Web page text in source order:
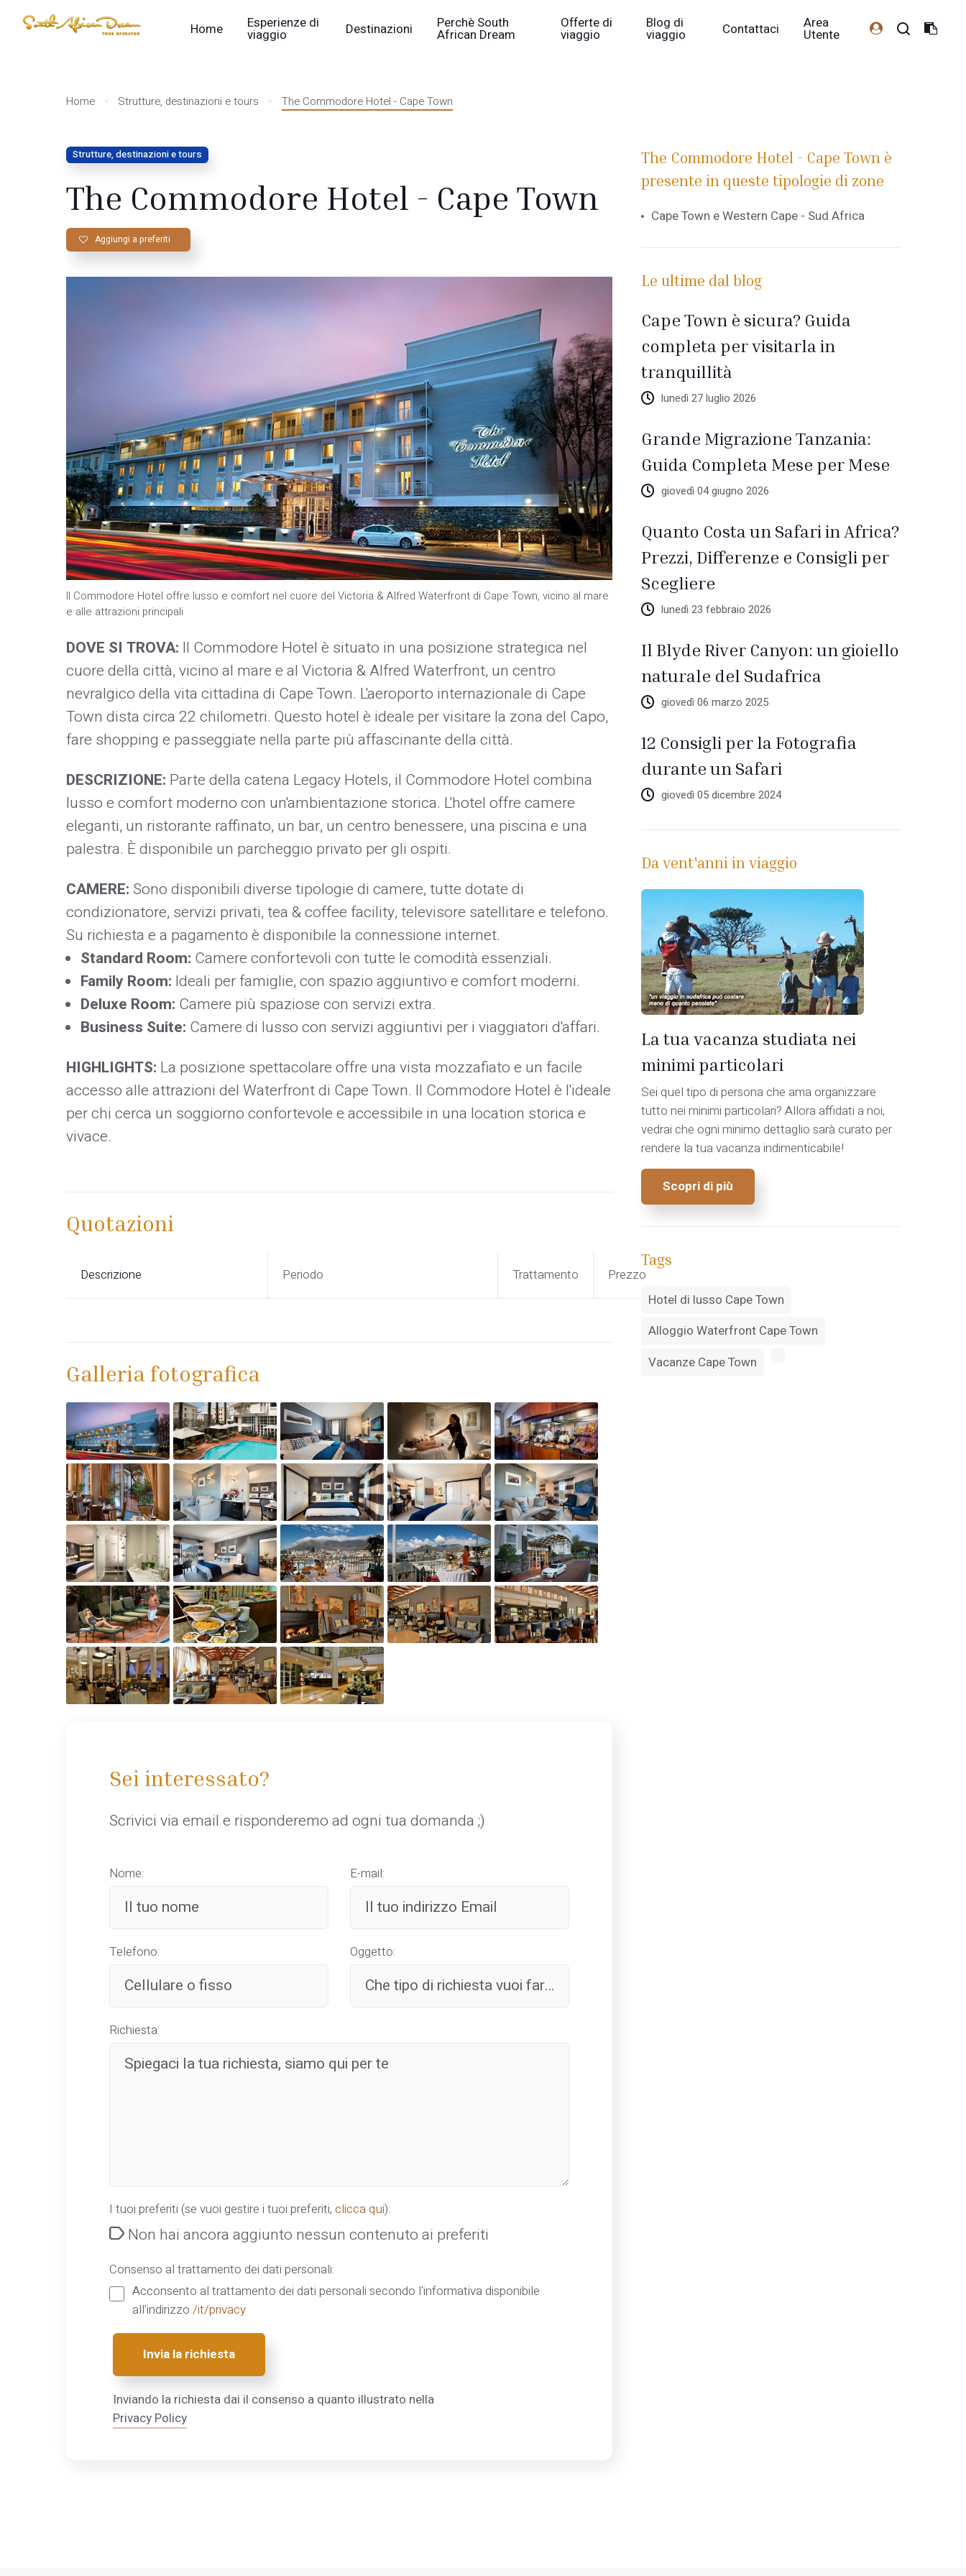
Home Esperienze di
viaggio Destinazioni Perchè South
African Dream
Offerte di
viaggio
Blog di
viaggio Contattaci Area
Utente
Home Strutture, destinazioni e tours The Commodore Hotel - Cape Town
Strutture, destinazioni e tours
The Commodore Hotel - Cape Town
Aggiungi a preferiti
Il Commodore Hotel offre lusso e comfort nel cuore del Victoria & Alfred Waterfront di Cape Town, vicino al mare
e alle attrazioni principali
DOVE SI TROVA: Il Commodore Hotel è situato in una posizione strategica nel
cuore della città, vicino al mare e al Victoria & Alfred Waterfront, un centro
nevralgico della vita cittadina di Cape Town. L'aeroporto internazionale di Cape
Town dista circa 22 chilometri. Questo hotel è ideale per visitare la zona del Capo,
fare shopping e passeggiate nella parte più affascinante della città.
DESCRIZIONE: Parte della catena Legacy Hotels, il Commodore Hotel combina
lusso e comfort moderno con un'ambientazione storica. L'hotel offre camere
eleganti, un ristorante raffinato, un bar, un centro benessere, una piscina e una
palestra. È disponibile un parcheggio privato per gli ospiti.
CAMERE:Sono disponibili diverse tipologie di camere, tutte dotate di
condizionatore, servizi privati, tea & coffee facility, televisore satellitare e telefono.
Su richiesta e a pagamento è disponibile la connessione internet.
Standard Room: Camere confortevoli con tutte le comodità essenziali.
Family Room: Ideali per famiglie, con spazio aggiuntivo e comfort moderni.
Deluxe Room: Camere più spaziose con servizi extra.
Business Suite: Camere di lusso con servizi aggiuntivi per i viaggiatori d'affari.
HIGHLIGHTS: La posizione spettacolare offre una vista mozzafiato e un facile
accesso alle attrazioni del Waterfront di Cape Town. Il Commodore Hotel è l'ideale
per chi cerca un soggiorno confortevole e accessibile in una location storica e
vivace.
Quotazioni
Descrizione Periodo Trattamento Prezzo
Galleria fotografica
Sei interessato?
Scrivici via email e risponderemo ad ogni tua domanda ;)
Nome: E-mail:
Telefono: Oggetto:
Richiesta:
I tuoi preferiti (se vuoi gestire i tuoi preferiti, clicca qui):
Non hai ancora aggiunto nessun contenuto ai preferiti
Consenso al trattamento dei dati personali:
Acconsento al trattamento dei dati personali secondo l'informativa disponibile
all'indirizzo /it/privacy
Invia la richiesta
Inviando la richiesta dai il consenso a quanto illustrato nella
Privacy Policy
The Commodore Hotel - Cape Town è
presente in queste tipologie di zone
Cape Town e Western Cape - Sud Africa
Le ultime dal blog
Cape Town è sicura? Guida
completa per visitarla in
tranquillità
lunedì 27 luglio 2026
Grande Migrazione Tanzania:
Guida Completa Mese per Mese
giovedì 04 giugno 2026
Quanto Costa un Safari in Africa?
Prezzi, Differenze e Consigli per
Scegliere
lunedì 23 febbraio 2026
Il Blyde River Canyon: un gioiello
naturale del Sudafrica
giovedì 06 marzo 2025
12 Consigli per la Fotografia
durante un Safari
giovedì 05 dicembre 2024
Da vent'anni in viaggio
La tua vacanza studiata nei
minimi particolari
Sei quel tipo di persona che ama organizzare
tutto nei minimi particolari? Allora affidati a noi,
vedrai che ogni minimo dettaglio sarà curato per
rendere la tua vacanza indimenticabile!
Scopri di più
Tags
Hotel di lusso Cape Town
Alloggio Waterfront Cape Town
Vacanze Cape Town